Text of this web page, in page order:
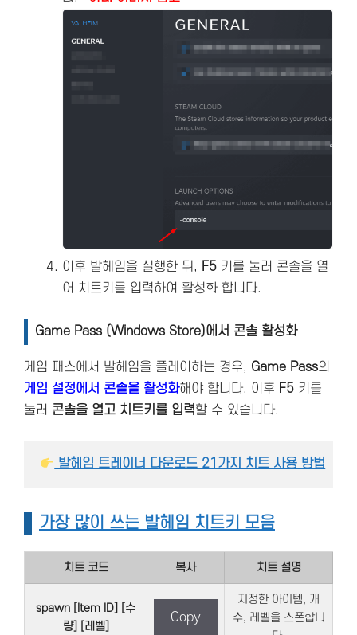
이후 발헤임을 실행한 뒤, F5 키를 눌러 콘솔을 열
어 치트키를 입력하여 활성화 합니다.
Game Pass (Windows Store)에서 콘솔 활성화
게임 패스에서 발헤임을 플레이하는 경우, Game Pass의
게임 설정에서 콘솔을 활성화해야 합니다. 이후 F5 키를
눌러 콘솔을 열고 치트키를 입력할 수 있습니다.
발헤임 트레이너 다운로드 21가지 치트 사용 방법
가장 많이 쓰는 발헤임 치트키 모음
치트 코드 복사 치트 설명
spawn [Item ID] [수
량] [레벨]
Copy
지정한 아이템, 개
수, 레벨을 스폰합니